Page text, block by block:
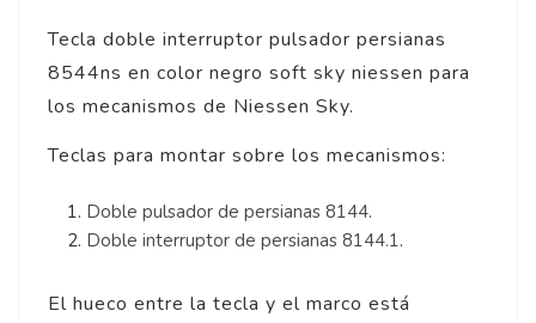
Tecla doble interruptor pulsador persianas
8544ns en color negro soft sky niessen para
los mecanismos de Niessen Sky.
Teclas para montar sobre los mecanismos:
Doble pulsador de persianas 8144.
Doble interruptor de persianas 8144.1.
El hueco entre la tecla y el marco está